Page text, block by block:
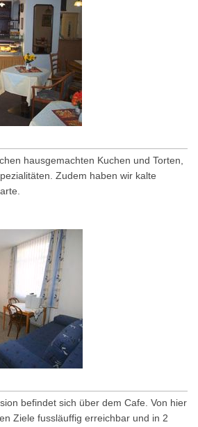
hausgemachten Kuchen und Torten,
Zudem haben wir kalte
befindet sich über dem Cafe. Von hier
Ziele fussläuffig erreichbar und in 2